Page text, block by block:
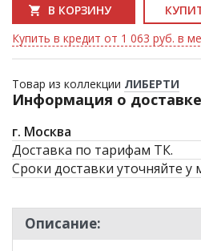
В КОРЗИНУ
Купить в кредит от 1 063 руб. в
Товар из коллекции ЛИБЕРТИ
Информация о доставке
г. Москва
Доставка по тарифам ТК.
Сроки доставки уточняйте у
Описание: